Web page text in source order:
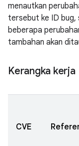
menautkan
tersebut ke ID bug,
beberapa
tambahan akan
Kerangka kerja
CVE